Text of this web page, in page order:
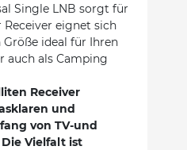
Single LNB sorgt für
eignet sich
ideal für Ihren
auch als Camping
Receiver
und
von TV-und
Vielfalt ist